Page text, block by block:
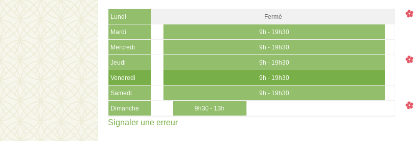
Lundi Fermé
Mardi 9h - 19h30
Mercredi 9h - 19h30
Jeudi 9h - 19h30
Vendredi 9h - 19h30
Samedi 9h - 19h30
Dimanche 9h30 - 13h
Signaler une erreur